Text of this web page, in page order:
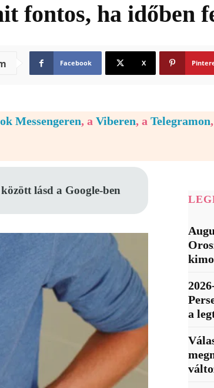
fontos, ha időben
Facebook X
Messengeren, a Viberen, a Telegramon,
lásd a Google-ben
a